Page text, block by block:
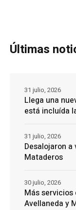
Últimas
Llega una
está incluída
31 julio, 2026
Desalojaron
Mataderos
31 julio, 2026
Más servicios
Avellaneda y
30 julio, 2026